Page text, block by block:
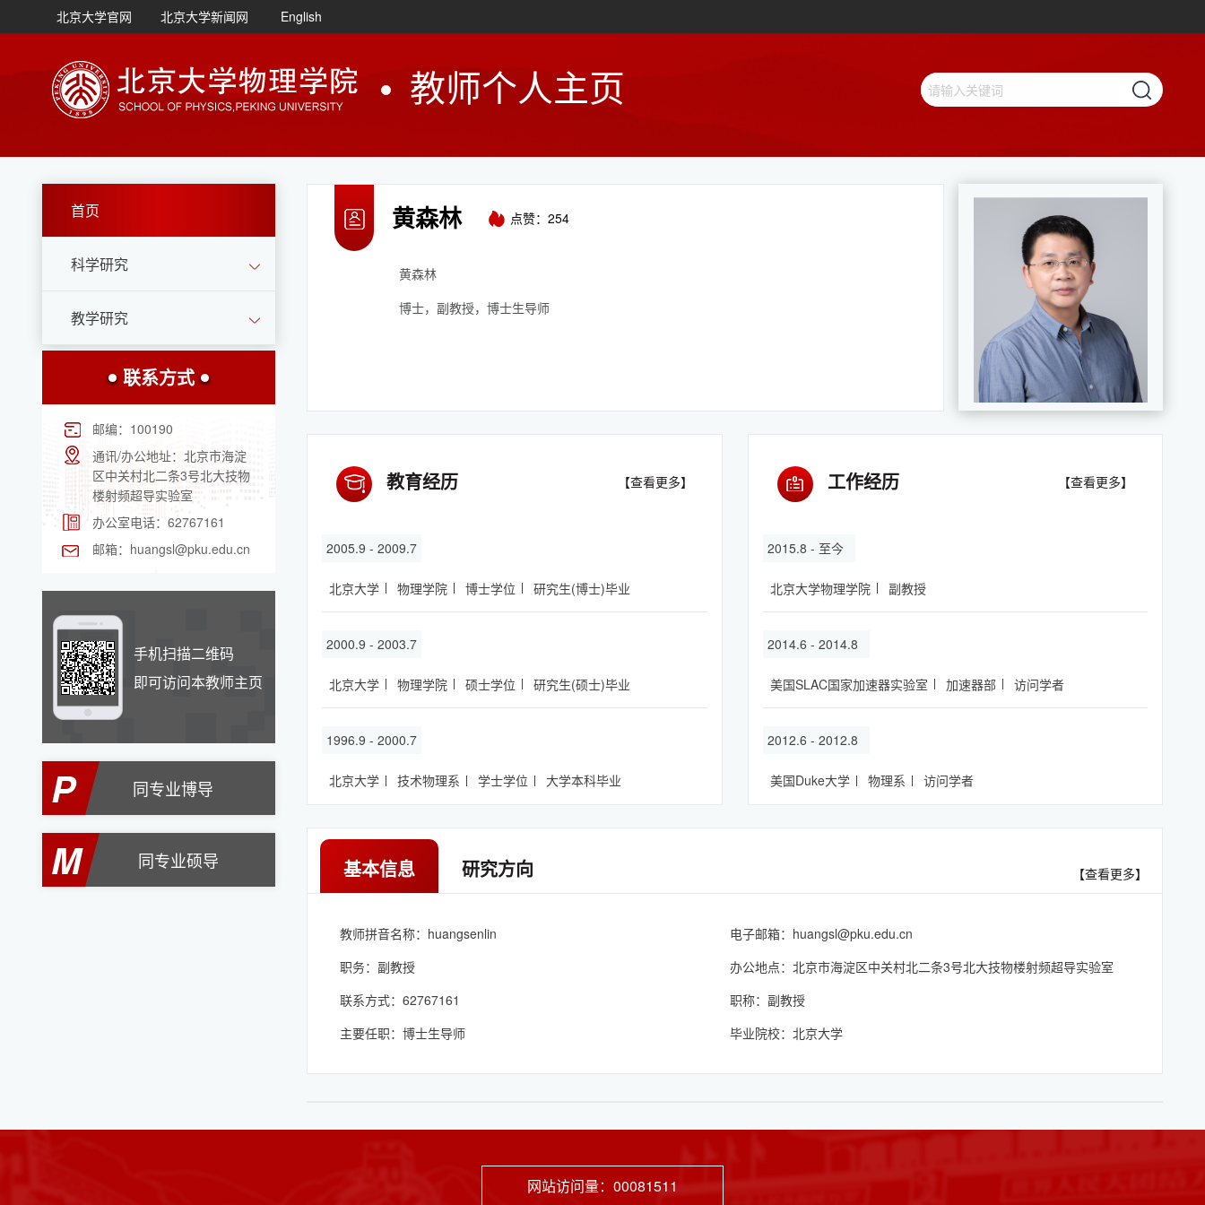
北京大学官网 北京大学新闻网 English
教师个人主页
首页
科学研究
教学研究
联系方式
邮编： 100190
通讯/办公地址： 北京市海淀
区中关村北二条3号北大技物
楼射频超导实验室
办公室电话： 62767161
邮箱： huangsl@pku.edu.cn
手机扫描二维码
即可访问本教师主页
P 同专业博导
M 同专业硕导
黄森林 点赞： 254
黄森林
博士，副教授，博士生导师
教育经历 【查看更多】
2005.9 - 2009.7
北京大学 物理学院 博士学位 研究生(博士)毕业
2000.9 - 2003.7
北京大学 物理学院 硕士学位 研究生(硕士)毕业
1996.9 - 2000.7
北京大学 技术物理系 学士学位 大学本科毕业
工作经历 【查看更多】
2015.8 - 至今
北京大学物理学院 副教授
2014.6 - 2014.8
美国SLAC国家加速器实验室 加速器部 访问学者
2012.6 - 2012.8
美国Duke大学 物理系 访问学者
基本信息 研究方向 【查看更多】
教师拼音名称：huangsenlin 电子邮箱： huangsl@pku.edu.cn
职务：副教授
办公地点：北京市海淀区中关村北二条3号北大技物楼射频超导实验室
联系方式：62767161
职称：副教授
主要任职：博士生导师
毕业院校：北京大学
网站访问量： 00081511